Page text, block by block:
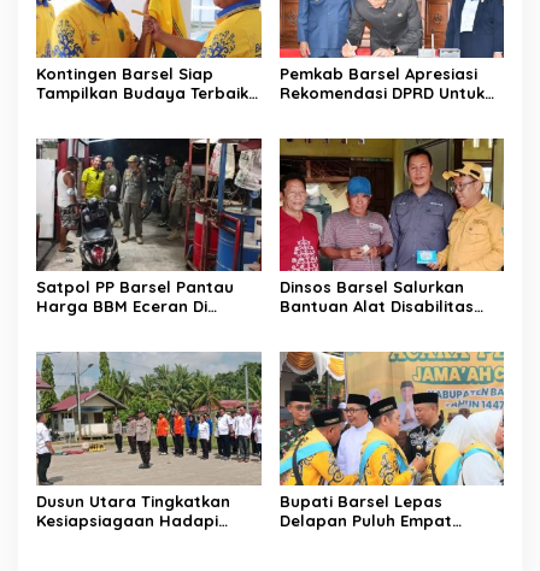
Kontingen Barsel Siap
Tampilkan Budaya Terbaik
Pemkab Barsel Apresiasi
Rekomendasi DPRD Untuk
Satpol PP Barsel Pantau
Harga BBM Eceran Di
Dinsos Barsel Salurkan
Bantuan Alat Disabilitas
Dusun Utara Tingkatkan
Kesiapsiagaan Hadapi
Bupati Barsel Lepas
Delapan Puluh Empat